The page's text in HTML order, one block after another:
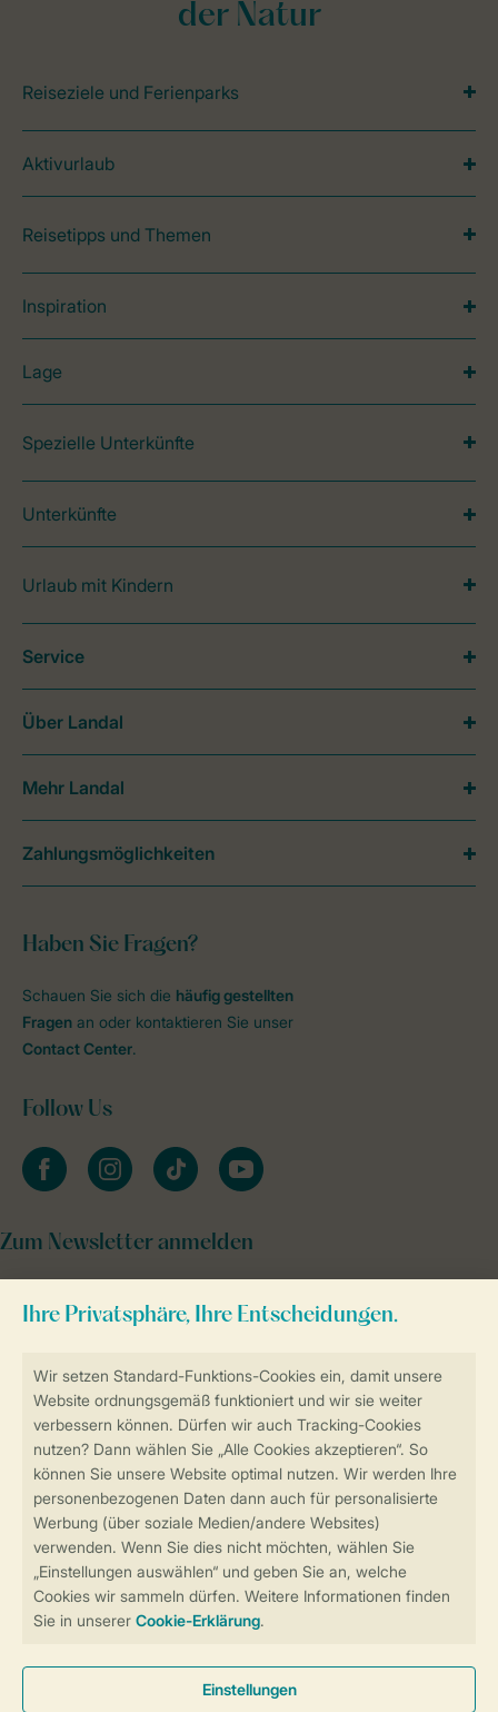
Sicherstellung Deiner Privatsphäre
Sicher und schnell zur Online-Buchung
Sichere Datenübertragung
Sicheres Bezahlen
der Natur
Reiseziele und Ferienparks
Aktivurlaub
Reisetipps und Themen
Inspiration
Lage
Spezielle Unterkünfte
Unterkünfte
Urlaub mit Kindern
Haben Sie Fragen?
Schauen Sie sich die häufig gestellten
Fragen an oder kontaktieren Sie unser
Contact Center.
Follow Us
facebookinstagramtiktok youtube
Zum Newsletter anmelden
Service
Über Landal
Mehr Landal
Zahlungsmöglichkeiten